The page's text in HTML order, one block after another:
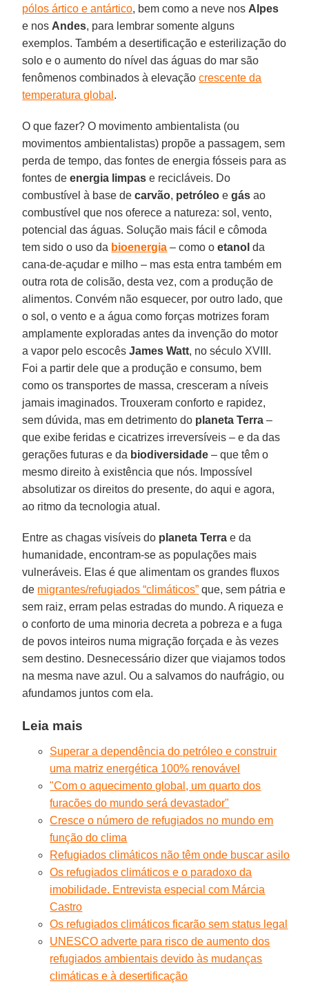
pólos ártico e antártico, bem como a neve nos Alpes
e nos Andes, para lembrar somente alguns
exemplos. Também a desertificação e esterilização do
solo e o aumento do nível das águas do mar são
fenômenos combinados à elevaçãocrescente da
temperatura global .
O que fazer? O movimento ambientalista (ou
movimentos ambientalistas) propõe a passagem, sem
perda de tempo, das fontes de energia fósseis para as
fontes deenergia limpas e recicláveis. Do
combustível à base decarvão, petróleo egás ao
combustível que nos oferece a natureza: sol, vento,
potencial das águas. Solução mais fácil e cômoda
tem sido o uso da bioenergia – como oetanol da
cana-de-açudar e milho – mas esta entra também em
outra rota de colisão, desta vez, com a produção de
alimentos. Convém não esquecer, por outro lado, que
o sol, o vento e a água como forças motrizes foram
amplamente exploradas antes da invenção do motor
a vapor pelo escocêsJames Watt, no século XVIII.
Foi a partir dele que a produção e consumo, bem
como os transportes de massa, cresceram a níveis
jamais imaginados. Trouxeram conforto e rapidez,
sem dúvida, mas em detrimento do planeta Terra –
que exibe feridas e cicatrizes irreversíveis – e da das
gerações futuras e da biodiversidade – que têm o
mesmo direito à existência que nós. Impossível
absolutizar os direitos do presente, do aqui e agora,
ao ritmo da tecnologia atual.
Entre as chagas visíveis do planeta Terra e da
humanidade, encontram-se as populações mais
vulneráveis. Elas é que alimentam os grandes fluxos
de migrantes/refugiados “climáticos” que, sem pátria e
sem raiz, erram pelas estradas do mundo. A riqueza e
o conforto de uma minoria decreta a pobreza e a fuga
de povos inteiros numa migração forçada e às vezes
sem destino. Desnecessário dizer que viajamos todos
na mesma nave azul. Ou a salvamos do naufrágio, ou
afundamos juntos com ela.
Leia mais
Superar a dependência do petróleo e construir
uma matriz energética 100% renovável
"Com o aquecimento global, um quarto dos
furacões do mundo será devastador"
Cresce o número de refugiados no mundo em
função do clima
Refugiados climáticos não têm onde buscar asilo
Os refugiados climáticos e o paradoxo da
imobilidade. Entrevista especial com Márcia
Castro
Os refugiados climáticos ficarão sem status legal
UNESCO adverte para risco de aumento dos
refugiados ambientais devido às mudanças
climáticas e à desertificação